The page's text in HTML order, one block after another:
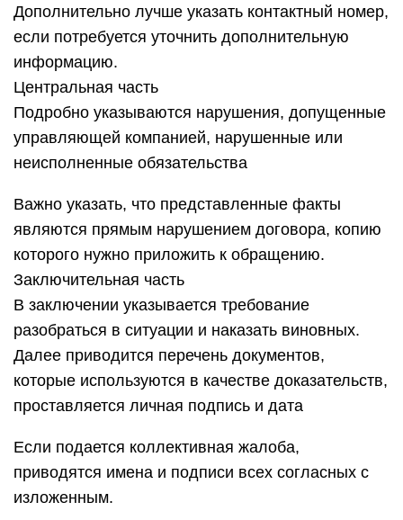
Дополнительно лучше указать контактный номер,
если потребуется уточнить дополнительную
информацию.
Центральная часть
Подробно указываются нарушения, допущенные
управляющей компанией, нарушенные или
неисполненные обязательства
Важно указать, что представленные факты
являются прямым нарушением договора, копию
которого нужно приложить к обращению.
Заключительная часть
В заключении указывается требование
разобраться в ситуации и наказать виновных.
Далее приводится перечень документов,
которые используются в качестве доказательств,
проставляется личная подпись и дата
Если подается коллективная жалоба,
приводятся имена и подписи всех согласных с
изложенным.